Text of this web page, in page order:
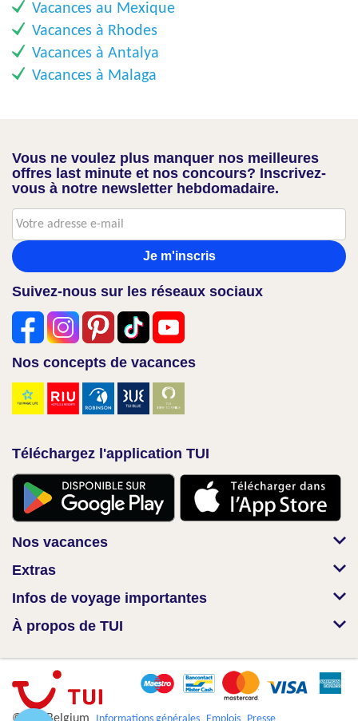
Vacances au Mexique
Vacances à Rhodes
Vacances à Antalya
Vacances à Malaga
Vous ne voulez plus manquer nos meilleures
offres last minute et nos concours? Inscrivez-
vous à notre newsletter hebdomadaire.
Je m'inscris
Suivez-nous sur les réseaux sociaux
Nos concepts de vacances
Téléchargez l'application TUI
Nos vacances
Extras
Infos de voyage importantes
À propos de TUI